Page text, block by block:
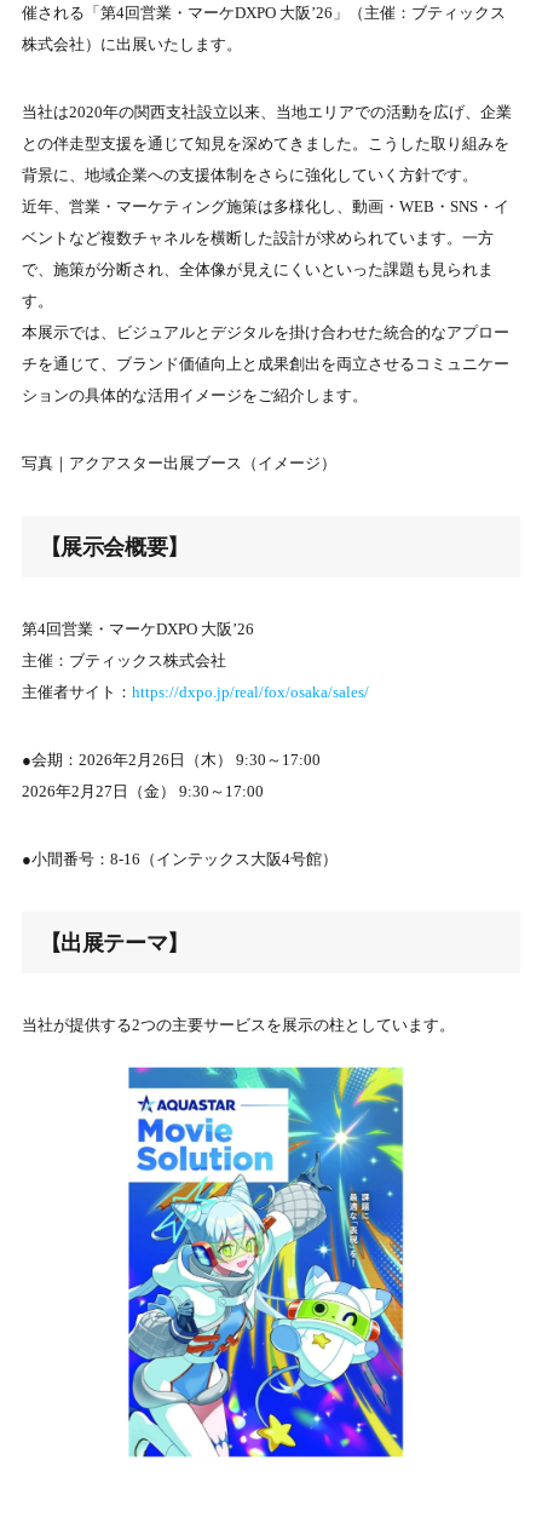
催される「第4回営業・マーケDXPO 大阪’26」（主催：ブティックス
株式会社）に出展いたします。
当社は2020年の関西支社設立以来、当地エリアでの活動を広げ、企業
との伴走型支援を通じて知見を深めてきました。こうした取り組みを
背景に、地域企業への支援体制をさらに強化していく方針です。
近年、営業・マーケティング施策は多様化し、動画・WEB・SNS・イ
ベントなど複数チャネルを横断した設計が求められています。一方
で、施策が分断され、全体像が見えにくいといった課題も見られま
す。
本展示では、ビジュアルとデジタルを掛け合わせた統合的なアプロー
チを通じて、ブランド価値向上と成果創出を両立させるコミュニケー
ションの具体的な活用イメージをご紹介します。
写真｜アクアスター出展ブース（イメージ）
【展示会概要】
第4回営業・マーケDXPO 大阪’26
主催：ブティックス株式会社
主催者サイト： https://dxpo.jp/real/fox/osaka/sales/
●会期：2026年2月26日（木） 9:30～17:00
2026年2月27日（金） 9:30～17:00
●小間番号：8-16（インテックス大阪4号館）
【出展テーマ】
当社が提供する2つの主要サービスを展示の柱としています。